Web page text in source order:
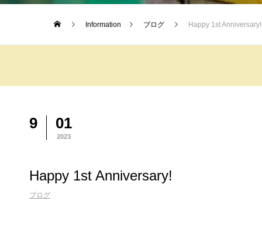
Information ブログ Happy 1st Anniversary!
9 01
2023
Happy 1st Anniversary!
ブログ